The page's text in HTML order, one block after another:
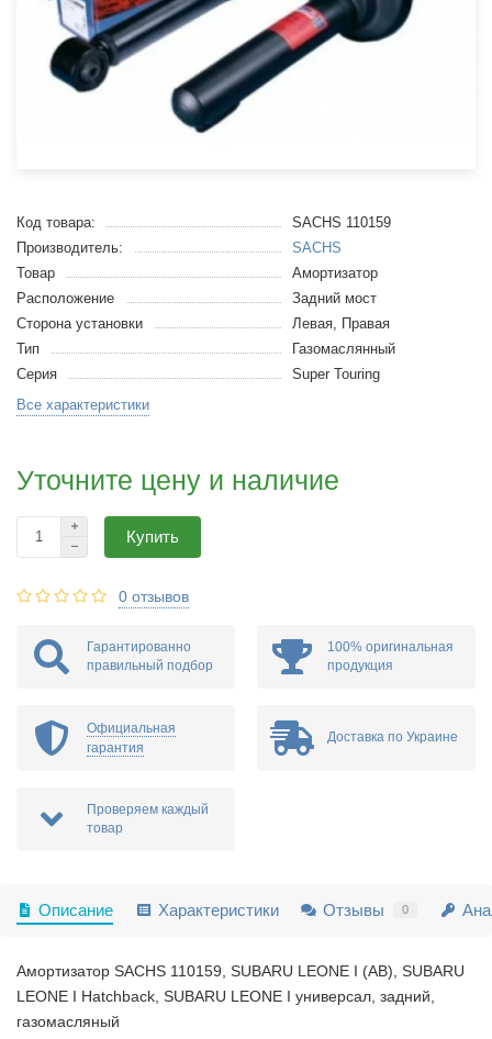
Код товара:
SACHS 110159
Производитель:
SACHS
Товар
Амортизатор
Расположение
Задний мост
Сторона установки
Левая, Правая
Тип
Газомаслянный
Серия
Super Touring
Все характеристики
Уточните цену и наличие
Купить
0 отзывов
Гарантированно
правильный подбор
100% оригинальная
продукция
Официальная
гарантия
Доставка по Украине
Проверяем каждый
товар
Описание Характеристики Отзывы 0
Амортизатор SACHS 110159, SUBARU LEONE I (AB), SUBARU
LEONE I Hatchback, SUBARU LEONE I универсал, задний,
газомасляный